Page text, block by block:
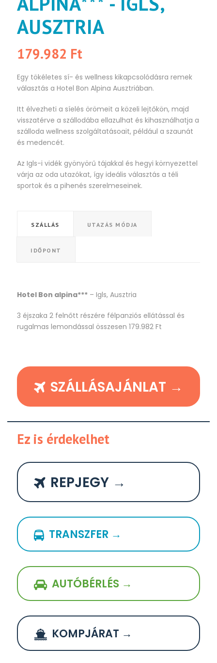
AUSZTRIA
179.982 Ft
Egy tökéletes sí- és wellness kikapcsolódásra remek
választás a Hotel Bon Alpina Ausztriában.
Itt élvezheti a síelés örömeit a közeli lejtőkön, majd
visszatérve a szállodába ellazulhat és kihasználhatja a
szálloda wellness szolgáltatásoait, például a szaunát
és medencét.
Az Igls-i vidék gyönyörű tájakkal és hegyi környezettel
várja az oda utazókat, így ideális választás a téli
sportok és a pihenés szerelmeseinek.
SZÁLLÁS UTAZÁS MÓDJA
IDŐPONT
Hotel Bon alpina*** – Igls, Ausztria
3 éjszaka 2 felnőtt részére félpanziós ellátással és
rugalmas lemondással összesen 179.982 Ft
SZÁLLÁSAJÁNLAT →
Ez is érdekelhet
REPJEGY →
TRANSZFER →
AUTÓBÉRLÉS →
KOMPJÁRAT →